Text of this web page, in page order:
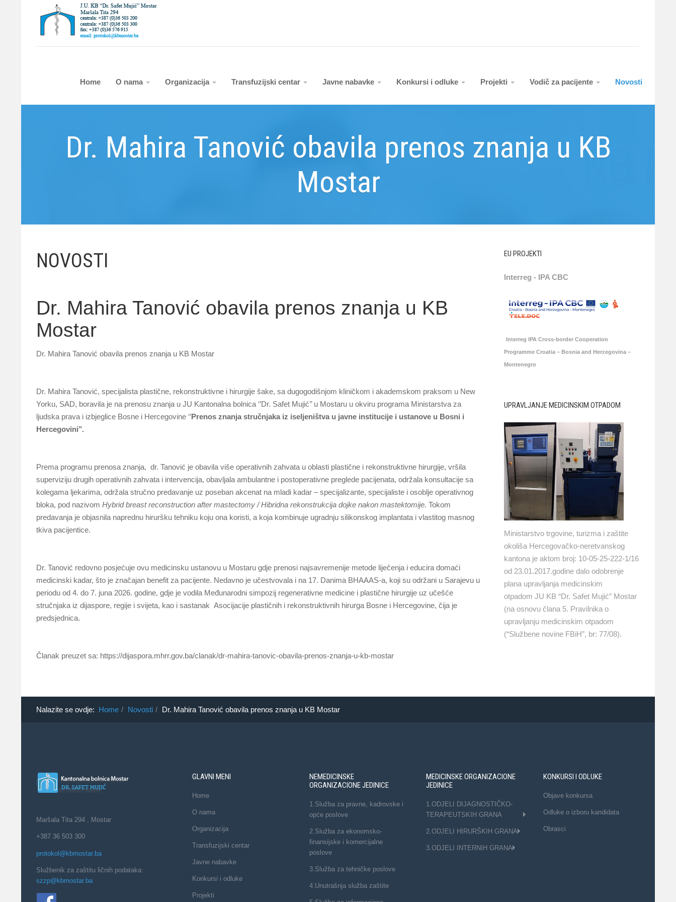
Home O nama Organizacija Transfuzijski centar Javne nabavke Konkursi i odluke Projekti Vodič za pacijente Novosti
Dr. Mahira Tanović obavila prenos znanja u KB
Mostar
NOVOSTI
Dr. Mahira Tanović obavila prenos znanja u KB
Mostar
Dr. Mahira Tanović obavila prenos znanja u KB Mostar
Dr. Mahira Tanović, specijalista plastične, rekonstruktivne i hirurgije šake, sa dugogodišnjom kliničkom i akademskom praksom u New
Yorku, SAD, boravila je na prenosu znanja u JU Kantonalna bolnica ‘’Dr. Safet Mujić’’ u Mostaru u okviru programa Ministarstva za
ljudska prava i izbjeglice Bosne i Hercegovine ‘’Prenos znanja stručnjaka iz iseljeništva u javne institucije i ustanove u Bosni i
Hercegovini’’.
Prema programu prenosa znanja, dr. Tanović je obavila više operativnih zahvata u oblasti plastične i rekonstruktivne hirurgije, vršila
superviziju drugih operativnih zahvata i intervencija, obavljala ambulantne i postoperativne preglede pacijenata, održala konsultacije sa
kolegama ljekarima, održala stručno predavanje uz poseban akcenat na mladi kadar – specijalizante, specijaliste i osoblje operativnog
bloka, pod nazivom Hybrid breast reconstruction after mastectomy / Hibridna rekonstrukcija dojke nakon mastektomije. Tokom
predavanja je objasnila naprednu hiruršku tehniku koju ona koristi, a koja kombinuje ugradnju silikonskog implantata i vlastitog masnog
tkiva pacijentice.
Dr. Tanović redovno posjećuje ovu medicinsku ustanovu u Mostaru gdje prenosi najsavremenije metode liječenja i educira domaći
medicinski kadar, što je značajan benefit za pacijente. Nedavno je učestvovala i na 17. Danima BHAAAS-a, koji su održani u Sarajevu u
periodu od 4. do 7. juna 2026. godine, gdje je vodila Međunarodni simpozij regenerativne medicine i plastične hirurgije uz učešće
stručnjaka iz dijaspore, regije i svijeta, kao i sastanak Asocijacije plastičnih i rekonstruktivnih hirurga Bosne i Hercegovine, čija je
predsjednica.
Članak preuzet sa: https://dijaspora.mhrr.gov.ba/clanak/dr-mahira-tanovic-obavila-prenos-znanja-u-kb-mostar
EU PROJEKTI
Interreg - IPA CBC
Interreg IPA Cross-border Cooperation
Programme Croatia – Bosnia and Herzegovina –
Montenegro
UPRAVLJANJE MEDICINSKIM OTPADOM
Ministarstvo trgovine, turizma i zaštite
okoliša Hercegovačko-neretvanskog
kantona je aktom broj: 10-05-25-222-1/16
od 23.01.2017.godine dalo odobrenje
plana upravljanja medicinskim
otpadom JU KB “Dr. Safet Mujić” Mostar
(na osnovu člana 5. Pravilnika o
upravljanju medicinskim otpadom
(“Službene novine FBiH”, br: 77/08).
Nalazite se ovdje: Home Novosti Dr. Mahira Tanović obavila prenos znanja u KB Mostar
Maršala Tita 294 , Mostar
+387 36 503 300
protokol@kbmostar.ba
Službenik za zaštitu ličnih podataka:
szzp@kbmostar.ba
GLAVNI MENI
Home
O nama
Organizacija
Transfuzijski centar
Javne nabavke
Konkursi i odluke
Projekti
NEMEDICINSKE
ORGANIZACIONE JEDINICE
1.Služba za pravne, kadrovske i
opće poslove
2.Služba za ekonomsko-
finansijske i komercijalne
poslove
3.Služba za tehničke poslove
4.Unutrašnja služba zaštite
MEDICINSKE ORGANIZACIONE
JEDINICE
1.ODJELI DIJAGNOSTIČKO-
TERAPEUTSKIH GRANA
2.ODJELI HIRURŠKIH GRANA
3.ODJELI INTERNIH GRANA
KONKURSI I ODLUKE
Objave konkursa
Odluke o izboru kandidata
Obrasci